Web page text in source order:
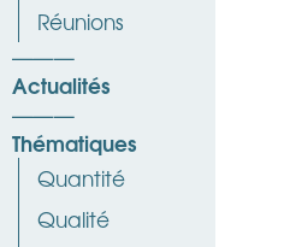
Réunions
Actualités
Thématiques
Quantité
Qualité